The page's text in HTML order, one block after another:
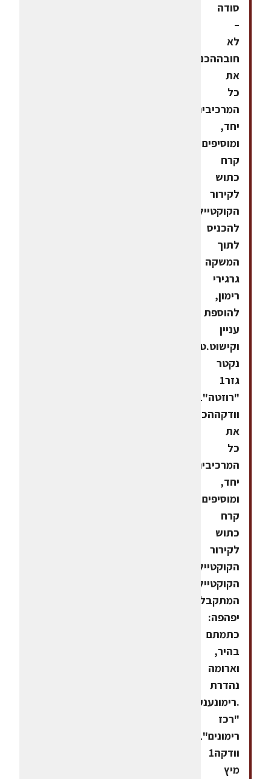
סודה
–
לא
חובההכנה:מערבבים
את
כל
המרכיבים
יחד,
ומוסיפים
קרח
כתוש
לקירור
הקוקטייל.ניתן
להכניס
לתוך
המשקה
גרגירי
רימון,
להוספת
עניין
נקטר
גזר1
"רוזטה"1
וודקההכנה:מערבבים
את
כל
המרכיבים
יחד,
ומוסיפים
קרח
כתוש
לקירור
הקוקטייל.
הקוקטייל
המתקבל
יפהפה:
כתמתם
בהיר,
וארומה
נהדרת
"רכז
רימונים"1
וודקה1
מיץ